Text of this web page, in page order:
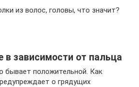
из волос, головы, что значит?
в зависимости от пальца
бывает положительной. Как
о грядущих